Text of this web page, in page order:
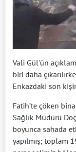
Vali Gül'ün
biri daha
Enkazdaki son
Fatih’te çöken
Sağlık Müdürü
boyunca sahada
yapılmış; toplam